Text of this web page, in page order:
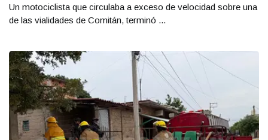
Un motociclista que circulaba a exceso de velocidad sobre una
de las vialidades de Comitán, terminó ...